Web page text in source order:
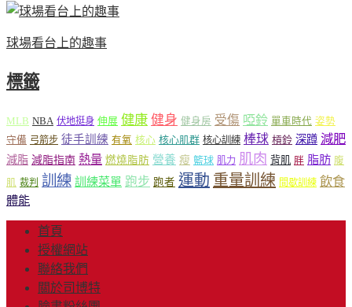
球場看台上的趣事
標籤
MLB NBA 伏地挺身 伸展 健康 健身 健身房 受傷 啞鈴 單車時代 姿勢
守備 弓箭步 徒手訓練 有氧 核心 核心肌群 核心訓練 棒球 槓鈴 深蹲 減肥
減脂 減脂指南 熱量 燃燒脂肪 營養 瘦 籃球 肌力 肌肉 背肌 胖 脂肪 腹
肌 裁判 訓練 訓練菜單 跑步 跑者 運動 重量訓練 間歇訓練 飲食
體能
首頁
授權網站
聯絡我們
關於司博特